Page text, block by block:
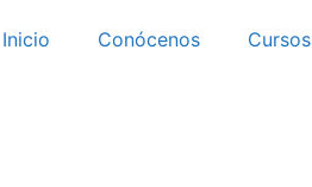
Inicio Conócenos Cursos